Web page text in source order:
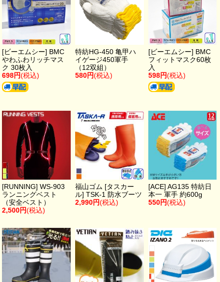
[ビーエムシー] BMC
やわふわリッチマス
ク 30枚入
698円(税込)
特紡HG-450 亀甲ハ
イゲージ450軍手
（12双組）
580円(税込)
[ビーエムシー] BMC
フィットマスク60枚
入
598円(税込)
[RUNNING] WS-903
ランニングベスト
（安全ベスト）
2,500円(税込)
福山ゴム [タスカー
ル] TSK-1 防水ブーツ
2,990円(税込)
[ACE] AG135 特紡日
本一 軍手 約600g
550円(税込)